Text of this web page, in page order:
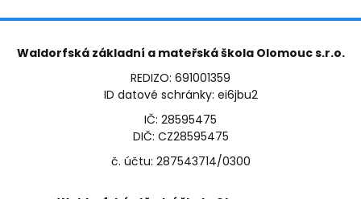
Waldorfská základní a mateřská škola Olomouc s.r.o.
REDIZO: 691001359
ID datové schránky: ei6jbu2
IČ: 28595475
DIČ: CZ28595475
č. účtu: 287543714/0300